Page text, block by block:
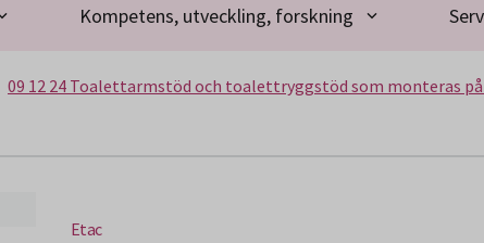
Kompetens, utveckling, forskning
09 12 24 Toalettarmstöd och toalettryggstöd som monteras
Etac